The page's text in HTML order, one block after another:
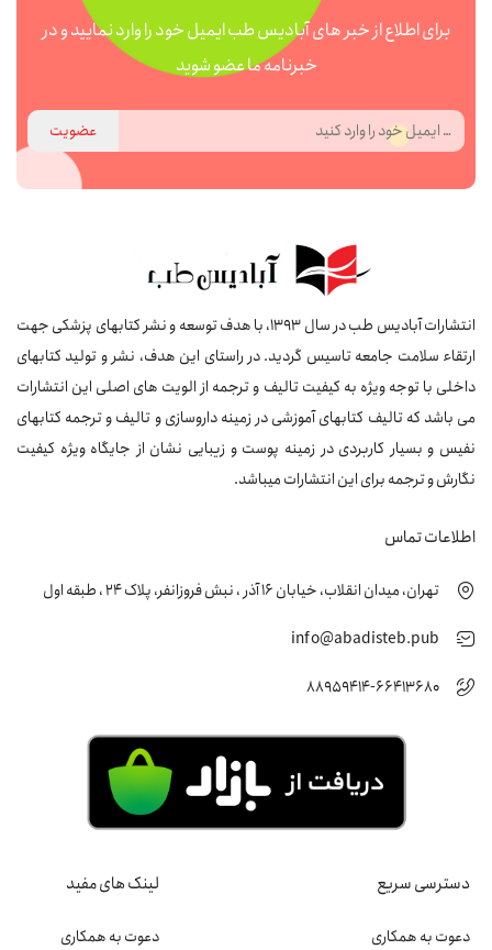
برای اطلاع از خبر های آبادیس طب ایمیل خود را وارد نمایید و در
خبرنامه ما عضو شوید
عضویت
انتشارات آبادیس طب در سال 1393، با هدف توسعه و نشر کتابهای پزشکی جهت
ارتقاء سلامت جامعه تاسیس گردید. در راستای این هدف، نشر و تولید کتابهای
داخلی با توجه ویژه به کیفیت تالیف و ترجمه از الویت های اصلی این انتشارات
می باشد که تالیف کتابهای آموزشی در زمینه داروسازی و تالیف و ترجمه کتابهای
نفیس و بسیار کاربردی در زمینه پوست و زیبایی نشان از جایگاه ویژه کیفیت
نگارش و ترجمه برای این انتشارات میباشد.
اطلاعات تماس
تهران، میدان انقلاب، خیابان 16 آذر ، نبش فروزانفر، پلاک 24 ، طبقه اول
info@abadisteb.pub
88959414-66413680
دسترسی سریع
دعوت به همکاری
لینک های مفید
دعوت به همکاری